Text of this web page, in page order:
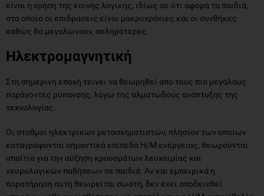
είναι η χρήση της κοινής λογικής, ιδίως σε ότι αφορά τα παιδιά,
στα οποία οι επιδράσεις είναι μακροχρόνιες και οι συνθήκες
καθώς θα μεγαλώνουν, σκληρότερες.
Ηλεκτρομαγνητική
Στη σημερινή εποχή τείνει να θεωρηθεί από τους πιο μεγάλους
παράγοντες ρύπανσης, λόγω της αλματώδους ανάπτυξης της
τεχνολογίας.
Οι σταθμοί ηλεκτρικών μετασχηματιστών, πλησίον των οποίων
καταγράφονται σημαντικά επίπεδα Η/Μ ενέργειας, θεωρούνται
υπαίτια για την αύξηση κρουσμάτων λευχαιμίας και
νευρολογικών παθήσεων σε παιδιά. Αν και εμπειρικά η
παρατήρηση αυτή θεωρείται σωστή, δεν έχει αποδειχθεί